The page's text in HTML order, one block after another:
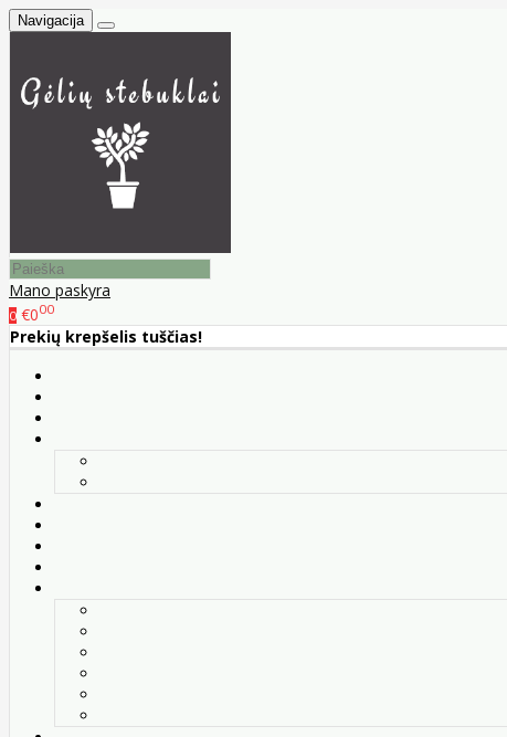
Navigacija
Mano paskyra
0 €000
Prekių krepšelis tuščias!